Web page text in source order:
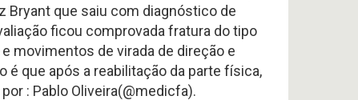
Bryant que saiu com diagnóstico de
ficou comprovada fratura do tipo
movimentos de virada de direção e
é que após a reabilitação da parte física,
: Pablo Oliveira(@medicfa).